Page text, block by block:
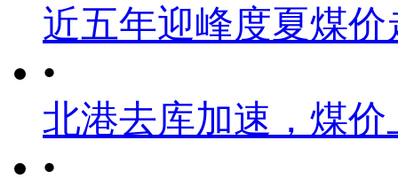
近五年迎峰度夏煤价
•
北港去库加速，煤
•